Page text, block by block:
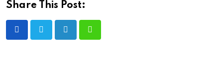
Share This Post:
LinkedIn Whatsapp